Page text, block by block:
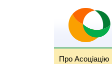
Про Асоціацію